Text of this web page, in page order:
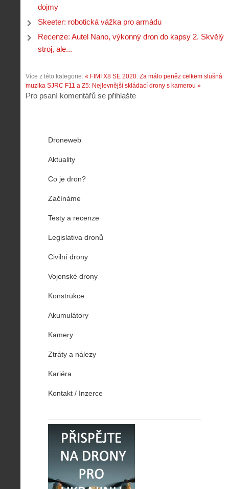
dojmy
Skeeter: robotická vážka pro armádu
Recenze: Autel Nano, výkonný dron do kapsy 2. Skvělý
stroj, ale...
Více z této kategorie: « FIMI X8 SE 2020: Za málo peněz celkem slušná
muzika SJRC F11 a Z5: Nejlevnější skládací drony s kamerou »
Pro psaní komentářů se přihlašte
Droneweb
Aktuality
Co je dron?
Začínáme
Testy a recenze
Legislativa dronů
Civilní drony
Vojenské drony
Konstrukce
Akumulátory
Kamery
Ztráty a nálezy
Kariéra
Kontakt / Inzerce